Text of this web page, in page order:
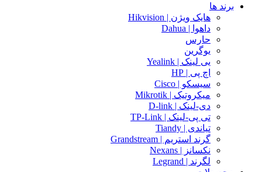
برند ها
هایک ویژن | Hikvision
داهوا | Dahua
حارس
یوگرین
یی لینک | Yealink
اچ پی | HP
سیسکو | Cisco
میکروتیک | Mikrotik
دی-لینک | D-link
تی پی-لینک | TP-Link
تیاندی | Tiandy
گرند استریم | Grandstream
نکسانز | Nexans
لگرند | Legrand